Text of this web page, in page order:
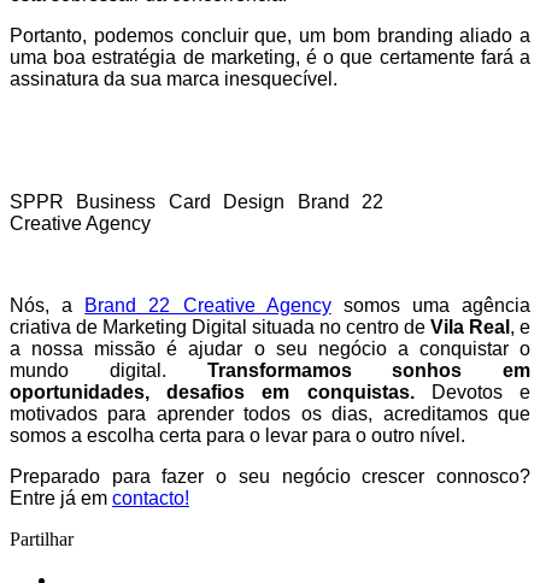
Portanto, podemos concluir que, um bom branding aliado a
uma boa estratégia de marketing, é o que certamente fará a
assinatura da sua marca inesquecível.
SPPR Business Card Design Brand 22
Creative Agency
Nós, a Brand 22 Creative Agencysomos uma agência
criativa de Marketing Digital situada no centro de Vila Real , e
a nossa missão é ajudar o seu negócio a conquistar o
mundo digital. Transformamos sonhos em
oportunidades, desafios em conquistas.Devotos e
motivados para aprender todos os dias, acreditamos que
somos a escolha certa para o levar para o outro nível.
Preparado para fazer o seu negócio crescer connosco?
Entre já em contacto!
Partilhar